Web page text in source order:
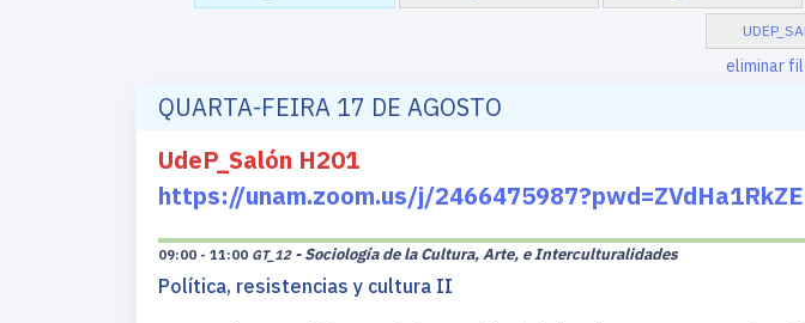
eliminar
QUARTA-FEIRA 17 DE AGOSTO
UdeP_Salón H201
https://unam.zoom.us/j/
09:00 - 11:00 GT_12 - Sociología de la Cultura, Arte, e Interculturalidades
Política, resistencias y cultura II